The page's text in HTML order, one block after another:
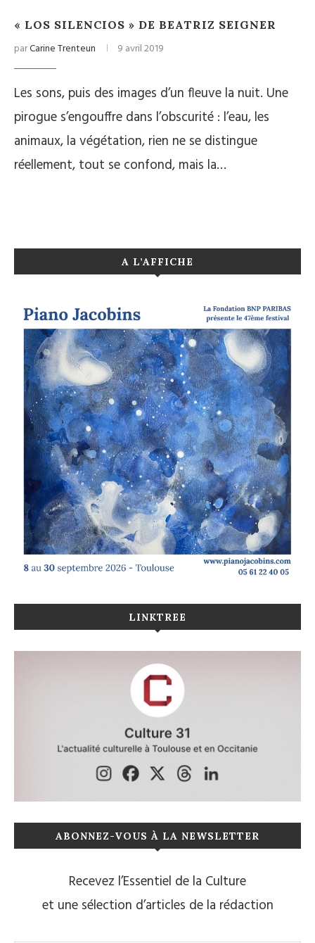
« LOS SILENCIOS » DE BEATRIZ SEIGNER
parCarine Trenteun 9 avril 2019
Les sons, puis des images d’un fleuve la nuit. Une
pirogue s’engouffre dans l’obscurité : l’eau, les
animaux, la végétation, rien ne se distingue
réellement, tout se confond, mais la…
A L’AFFICHE
LINKTREE
ABONNEZ-VOUS À LA NEWSLETTER
Recevez l’Essentiel de la Culture
et une sélection d’articles de la rédaction